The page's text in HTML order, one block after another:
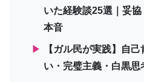
いた経験談25選｜妥
本音
▶
【ガル民が実践】自
い・完璧主義・白黒